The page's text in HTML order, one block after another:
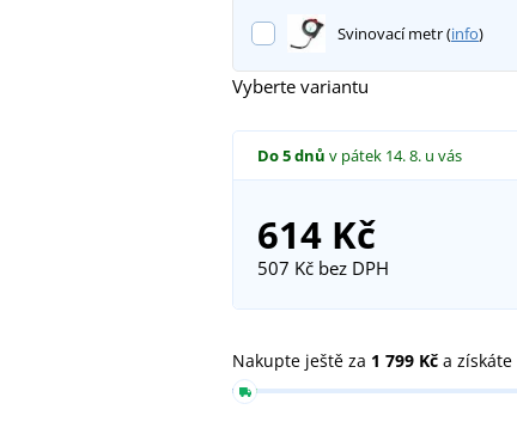
Svinovací metr (info)
Vyberte variantu
Do 5 dnů v pátek 14. 8. u vás
614 Kč
507 Kčbez DPH
Nakupte ještě za 1 799 Kč a získáte